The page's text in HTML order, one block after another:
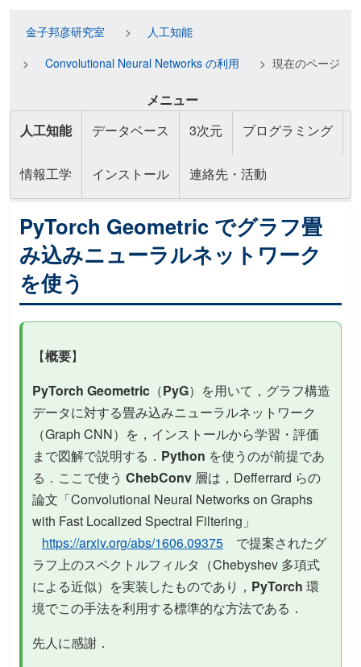
金子邦彦研究室
人工知能
Convolutional Neural Networks の利用
現在のページ
メニュー
人工知能
データベース 3次元 プログラミング
情報工学 インストール 連絡先・活動
PyTorch Geometric でグラフ畳
み込みニューラルネットワーク
を使う
【概要】
PyTorch Geometric （PyG）を用いて，グラフ構造
データに対する畳み込みニューラルネットワーク
（Graph CNN）を，インストールから学習・評価
まで図解で説明する． Python を使うのが前提であ
る．ここで使う ChebConv 層は，Defferrard らの
論文「Convolutional Neural Networks on Graphs
with Fast Localized Spectral Filtering」
https://arxiv.org/abs/1606.09375
で提案されたグ
ラフ上のスペクトルフィルタ（Chebyshev 多項式
による近似）を実装したものであり， PyTorch 環
境でこの手法を利用する標準的な方法である．
先人に感謝．